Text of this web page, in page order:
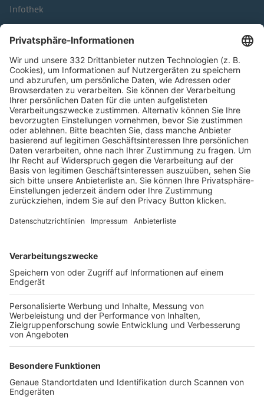
Infothek
Kontakt
HÄUFIG BESUCHTE SEITEN
Pässe und Vereinswechsel
Trainerausbildung
Schulungsangebot Vereinsmitarbeiter
BFV-Geschäftsstellen
Trainerbörse
Login SpielPlus
FOLGE DEM BFV
TOP-VEREINE
TOP-PARTNER